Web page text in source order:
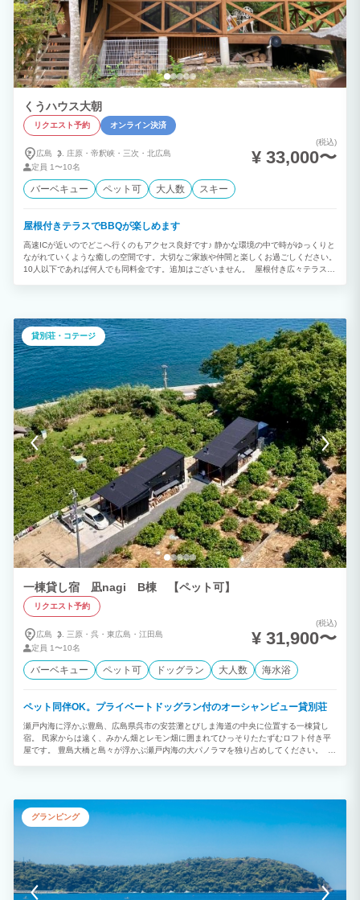
くうハウス大朝
リクエスト予約 オンライン決済
広島 庄原・ 帝釈峡・ 三次・ 北広島
定員 1〜10名
(税込)
¥ 33,000〜
バーベキュー ペット可 大人数 スキー
屋根付きテラスでBBQが楽しめます
高速ICが近いのでどこへ行くのもアクセス良好です♪ 静かな環境の中で時がゆっくりと
ながれていくような癒しの空間です。大切なご家族や仲間と楽しくお過ごしください。
10人以下であれば何人でも同料金です。追加はございません。 屋根付き広々テラスで
ります。シーツ代、清掃代はいただきません。ゴミは分別していただければこちらで処
分致します。 秋は紅葉がきれいで、冬はスキー合宿などに最適です♪ 水は山の地下水
を汲み上げており、ミネラルたっぷりの天然水です!お肌に優しく冬はお風呂につかる
としばらく体がポカポカします。 E-BIKEツアーで風を感じると気分爽快です！外国の
方も対応可能です。ご紹介します♪ 大朝のおいしい水とお米で作られた人気の地酒やワ
インをご紹介できます^^
貸別荘・コテージ
一棟貸し宿 凪nagi B棟 【ペット可】
リクエスト予約
広島 三原・ 呉・ 東広島・ 江田島
定員 1〜10名
(税込)
¥ 31,900〜
バーベキュー ペット可 ドッグラン 大人数 海水浴
ペット同伴OK。プライベートドッグラン付のオーシャンビュー貸別荘
瀬戸内海に浮かぶ豊島、広島県呉市の安芸灘とびしま海道の中央に位置する一棟貸し
宿。 民家からは遠く、みかん畑とレモン畑に囲まれてひっそりたたずむロフト付き平
屋です。 豊島大橋と島々が浮かぶ瀬戸内海の大パノラマを独り占めしてください。 基
薪ストーブ(冬季12月～2月)と季節ごとの快適さを重視したエアコンを組み合わせ、お
しゃれなシーリングファンと壁掛けサーキュレーターを駆使、さらに屋根裏と床下を空
調ダクトで繋げた全館空調で快適空間となります。 土間からつながる屋外プライベー
人数人がゆったり浸かれる浴槽です。 シャワーも2人分で小さな大浴場のイメージで
す。 海水浴帰りには屋外プライベートスペースを通って外からそのまま浴室に入るこ
とも出来ます。
グランピング